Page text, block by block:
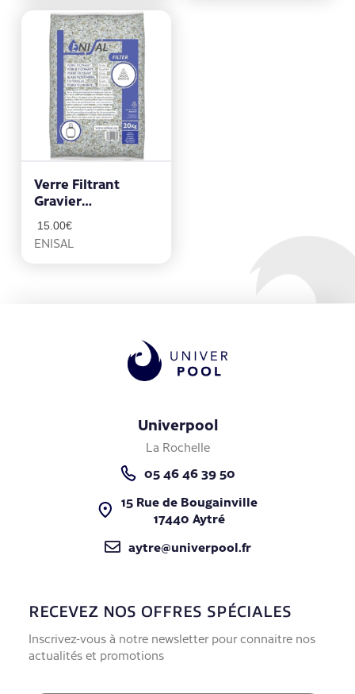
Verre Filtrant
Gravier
15.00€
ENISAL
Univerpool
La Rochelle
05 46 46 39 50
15 Rue de Bougainville
17440 Aytré
aytre@univerpool.fr
RECEVEZ NOS OFFRES SPÉCIALES
Inscrivez-vous à notre newsletter pour connaitre nos
actualités et promotions